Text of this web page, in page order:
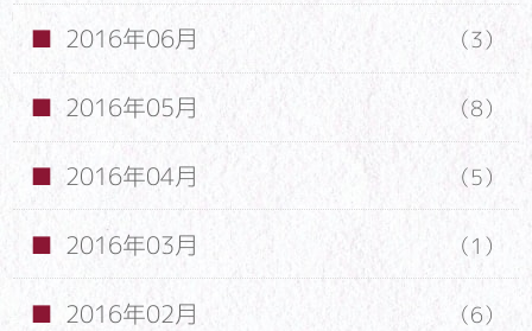
2016年06月 （3）
2016年05月 （8）
2016年04月 （5）
2016年03月 （1）
2016年02月 （6）